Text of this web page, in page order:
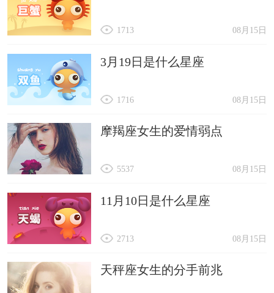
08月15日
1713
3月19日是什么星座
08月15日
1716
摩羯座女生的爱情弱点
08月15日
5537
11月10日是什么星座
08月15日
2713
天秤座女生的分手前兆